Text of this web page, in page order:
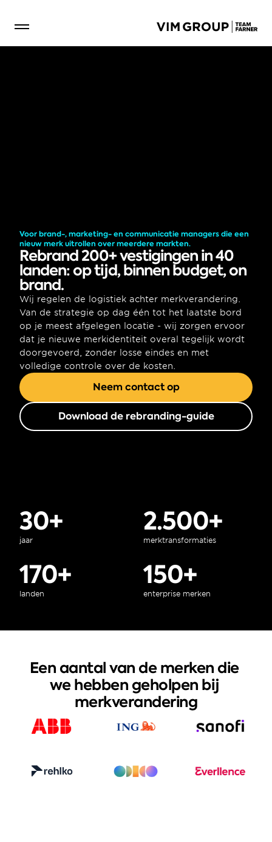
Voor brand-, marketing- en communicatie managers die een
nieuw merk uitrollen over meerdere markten.
Rebrand 200+ vestigingen in 40
landen: op tijd, binnen budget, on
brand.
Wij regelen de logistiek achter merkverandering.
Van de strategie op dag één tot het laatste bord
op je meest afgelegen locatie - wij zorgen ervoor
dat je nieuwe merkidentiteit overal tegelijk wordt
doorgevoerd, zonder losse eindes en met
volledige controle over de kosten.
Neem contact op
Download de rebranding-guide
30+
jaar
2.500+
merktransformaties
170+
landen
150+
enterprise merken
Een aantal van de merken die
we hebben geholpen bij
merkverandering